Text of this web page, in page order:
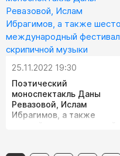
25.11.2022 19:30
Поэтический
моноспектакль Даны
Ревазовой, Ислам
Ибрагимов, а также